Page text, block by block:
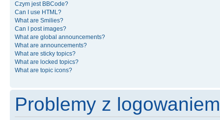
Czym jest BBCode?
Can I use HTML?
What are Smilies?
Can I post images?
What are global announcements?
What are announcements?
What are sticky topics?
What are locked topics?
What are topic icons?
Problemy z